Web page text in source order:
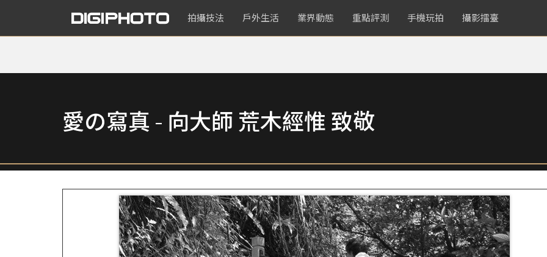
拍攝技法 戶外生活 業界動態 重點評測 手機玩拍 攝影擂臺
愛の寫真 - 向大師 荒木經惟 致敬